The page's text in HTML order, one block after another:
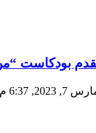
تقدم بودكاست
7, 2023, 6:37 م